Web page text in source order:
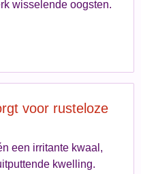
wisselende oogsten.
voor rusteloze
een irritante kwaal,
kwelling.